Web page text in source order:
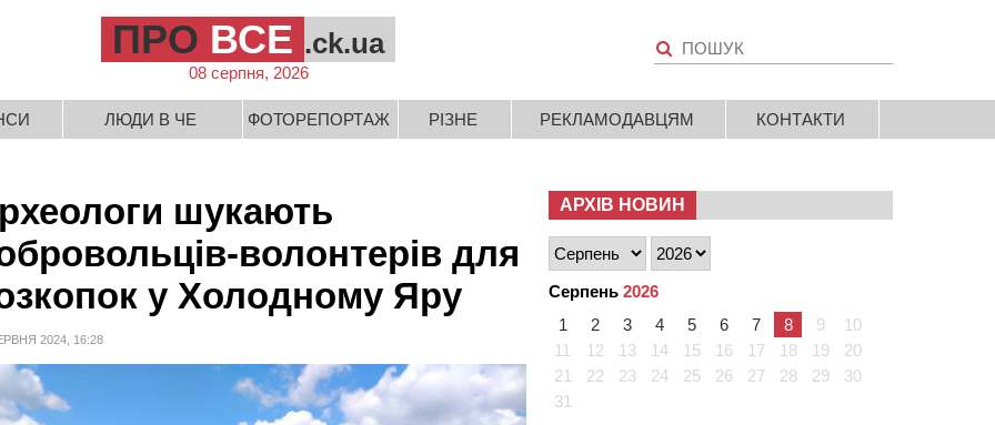
ПРО ВСЕ .ck.ua
08 серпня, 2026
ЛЮДИ В ЧЕ ФОТОРЕПОРТАЖ РІЗНЕ РЕКЛАМОДАВЦЯМ КОНТАКТИ
шукають
волонтерів для
у Холодному Яру
2024, 16:28
АРХІВ НОВИН
Серпень 2026
1
2 3 4 5 6 7 8 9
10
11
12 13 14 15 16 17 18 19
20
21
22 23 24 25 26 27 28 29
30
31